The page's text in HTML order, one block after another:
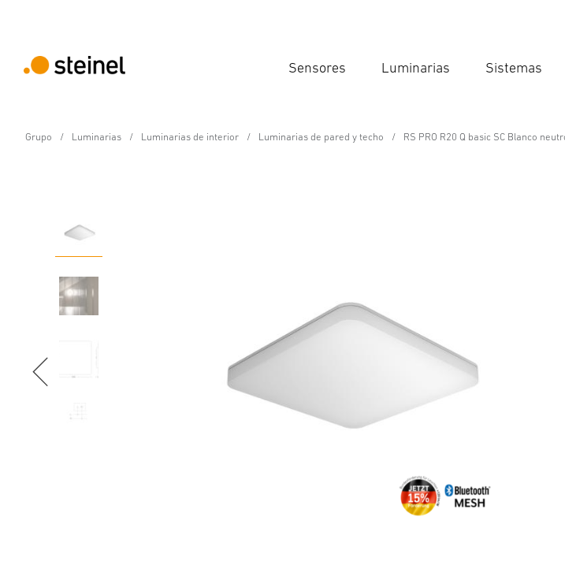
Sensores Luminarias Sistemas
Grupo Luminarias Luminarias de interior Luminarias de pared y techo RS PRO R20 Q basic SC Blanco
Propiedades Instrucciones de